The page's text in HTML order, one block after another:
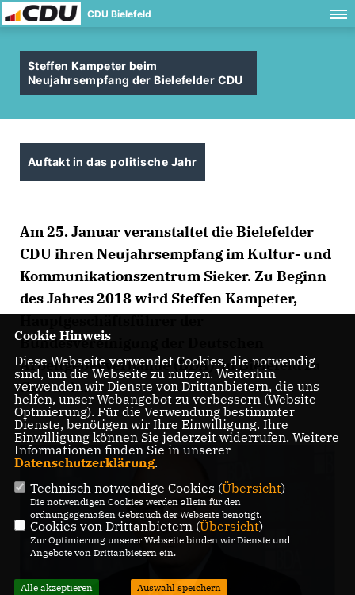
CDU Bielefeld
Steffen Kampeter beim
Neujahrsempfang der Bielefelder CDU
Auftakt in das politische Jahr
Am 25. Januar veranstaltet die Bielefelder
CDU ihren Neujahrsempfang im Kultur- und
Kommunikationszentrum Sieker. Zu Beginn
des Jahres 2018 wird Steffen Kampeter,
Bundesvereinigung der Deutschen
Arbeitgeberverbände (BDA), in Bielefeld zu
Gast sein.
Cookie Hinweis
Diese Webseite verwendet Cookies, die notwendig
sind, um die Webseite zu nutzen. Weiterhin
verwenden wir Dienste von Drittanbietern, die uns
helfen, unser Webangebot zu verbessern (Website-
Optmierung). Für die Verwendung bestimmter
Dienste, benötigen wir Ihre Einwilligung. Ihre
Einwilligung können Sie jederzeit widerrufen. Weitere
Informationen finden Sie in unserer
Datenschutzerklärung.
Technisch notwendige Cookies (Übersicht)
Die notwendigen Cookies werden allein für den
ordnungsgemäßen Gebrauch der Webseite benötigt.
Cookies von Drittanbietern (Übersicht)
Zur Optimierung unserer Webseite binden wir Dienste und
Angebote von Drittanbietern ein.
Alle akzeptieren Auswahl speichern